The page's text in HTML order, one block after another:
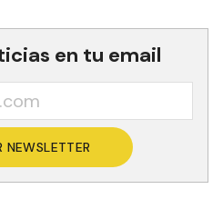
en tu email
NEWSLETTER